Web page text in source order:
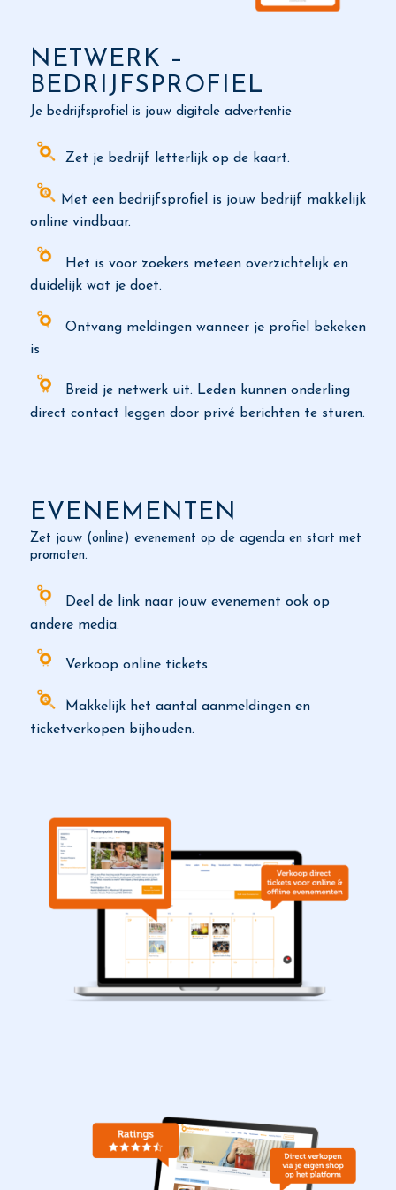
NETWERK –
BEDRIJFSPROFIEL
Je bedrijfsprofiel is jouw digitale advertentie
Zet je bedrijf letterlijk op de kaart.
Met een bedrijfsprofiel is jouw bedrijf makkelijk
online vindbaar.
Het is voor zoekers meteen overzichtelijk en
duidelijk wat je doet.
Ontvang meldingen wanneer je profiel bekeken
is
Breid je netwerk uit. Leden kunnen onderling
direct contact leggen door privé berichten te sturen.
EVENEMENTEN
Zet jouw (online) evenement op de agenda en start met
promoten.
Deel de link naar jouw evenement ook op
andere media.
Verkoop online tickets.
Makkelijk het aantal aanmeldingen en
ticketverkopen bijhouden.